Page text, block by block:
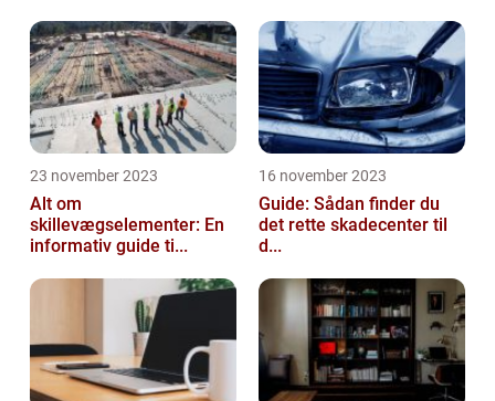
23 november 2023
Alt om
skillevægselementer: En
informativ guide ti...
16 november 2023
Guide: Sådan finder du
det rette skadecenter til
d...